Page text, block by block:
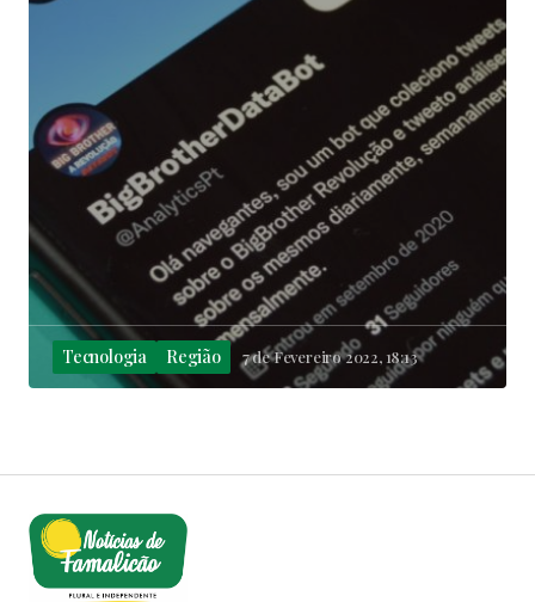
Tecnologia Região 7 de Fevereiro 2022, 18:13